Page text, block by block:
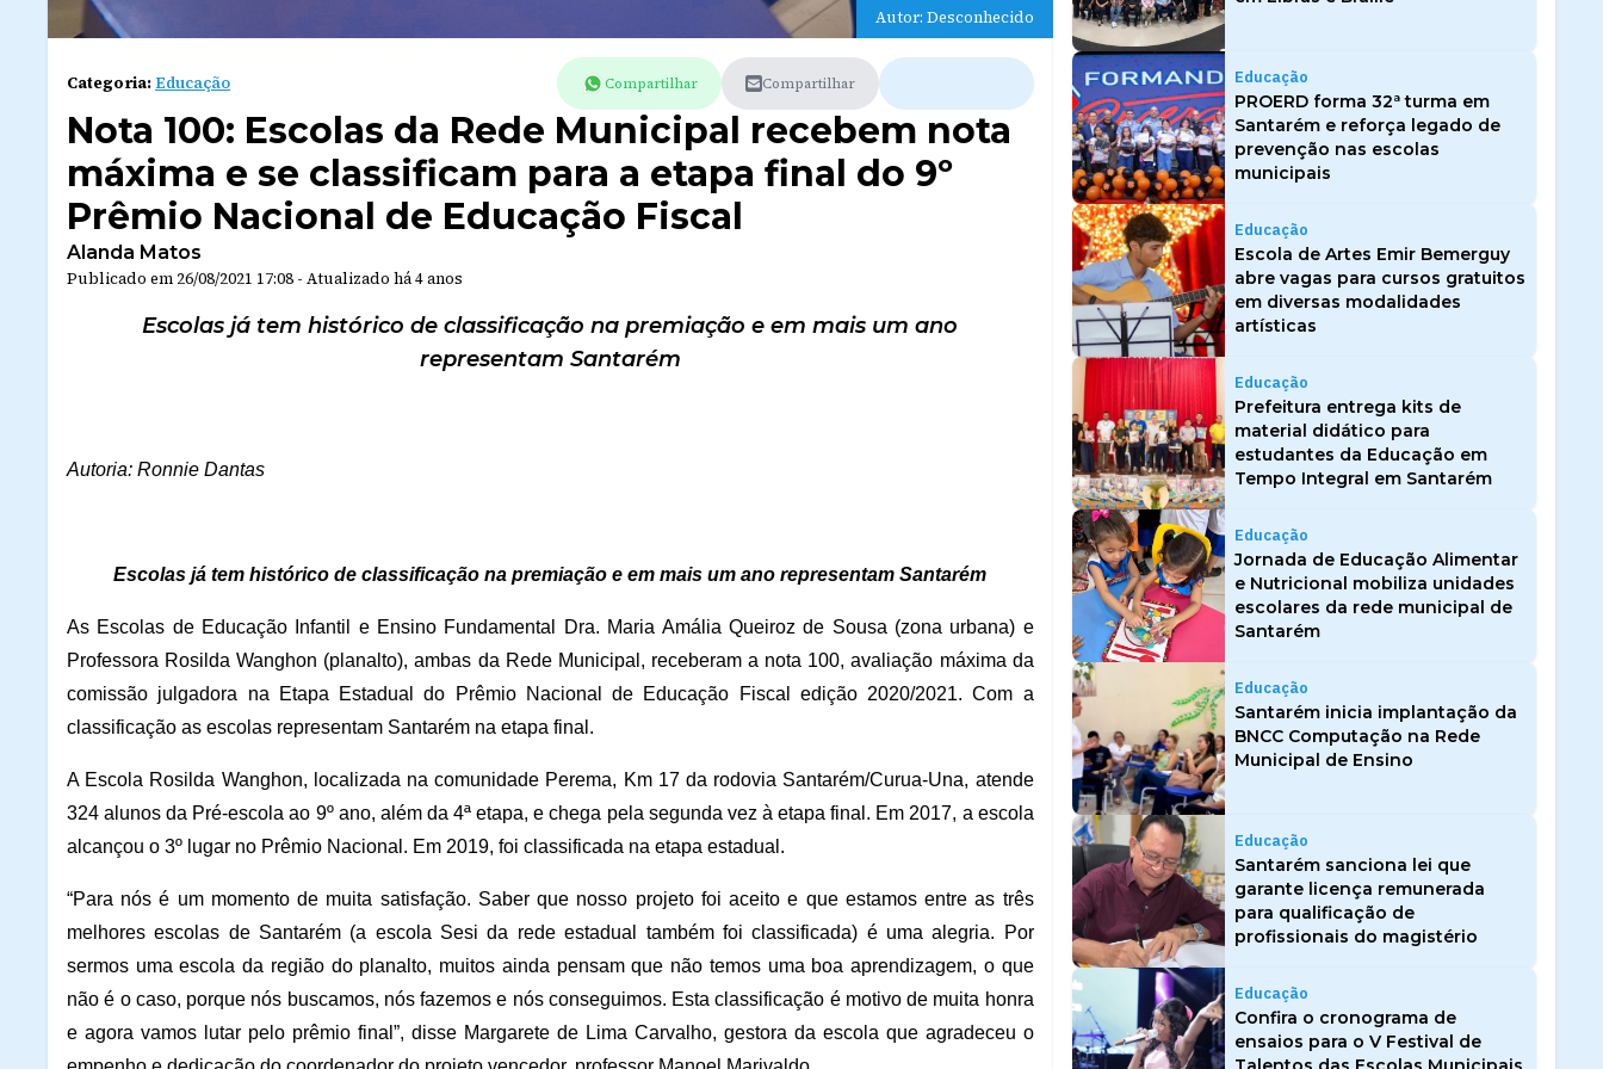
Autor: Desconhecido
Categoria:Educação Compartilhar Compartilhar
Nota 100: Escolas da Rede Municipal recebem nota
máxima e se classificam para a etapa final do 9º
Prêmio Nacional de Educação Fiscal
Alanda Matos
Publicado em 26/08/2021 17:08 - Atualizado há 4 anos
Escolas já tem histórico de classificação na premiação e em mais um ano
representam Santarém
Autoria: Ronnie Dantas
Escolas já tem histórico de classificação na premiação e em mais um ano representam Santarém
As Escolas de Educação Infantil e Ensino Fundamental Dra. Maria Amália Queiroz de Sousa (zona urbana) e
Professora Rosilda Wanghon (planalto), ambas da Rede Municipal, receberam a nota 100, avaliação máxima da
comissão julgadora na Etapa Estadual do Prêmio Nacional de Educação Fiscal edição 2020/2021. Com a
classificação as escolas representam Santarém na etapa final.
A Escola Rosilda Wanghon, localizada na comunidade Perema, Km 17 da rodovia Santarém/Curua-Una, atende
324 alunos da Pré-escola ao 9º ano, além da 4ª etapa, e chega pela segunda vez à etapa final. Em 2017, a escola
alcançou o 3º lugar no Prêmio Nacional. Em 2019, foi classificada na etapa estadual.
“Para nós é um momento de muita satisfação. Saber que nosso projeto foi aceito e que estamos entre as três
melhores escolas de Santarém (a escola Sesi da rede estadual também foi classificada) é uma alegria. Por
sermos uma escola da região do planalto, muitos ainda pensam que não temos uma boa aprendizagem, o que
não é o caso, porque nós buscamos, nós fazemos e nós conseguimos. Esta classificação é motivo de muita honra
e agora vamos lutar pelo prêmio final”, disse Margarete de Lima Carvalho, gestora da escola que agradeceu o
Educação
PROERD forma 32ª turma em
Santarém e reforça legado de
prevenção nas escolas
municipais
Educação
Escola de Artes Emir Bemerguy
abre vagas para cursos gratuitos
em diversas modalidades
artísticas
Educação
Prefeitura entrega kits de
material didático para
estudantes da Educação em
Tempo Integral em Santarém
Educação
Jornada de Educação Alimentar
e Nutricional mobiliza unidades
escolares da rede municipal de
Santarém
Educação
Santarém inicia implantação da
BNCC Computação na Rede
Municipal de Ensino
Educação
Santarém sanciona lei que
garante licença remunerada
para qualificação de
profissionais do magistério
Educação
Confira o cronograma de
ensaios para o V Festival de